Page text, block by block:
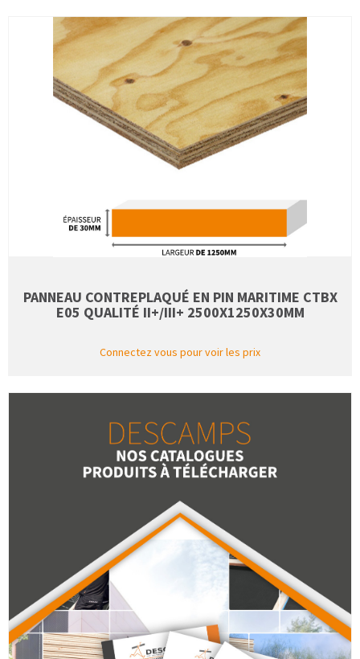
PANNEAU CONTREPLAQUÉ EN PIN MARITIME CTBX
E05 QUALITÉ II+/III+ 2500X1250X30MM
Connectez vous pour voir les prix